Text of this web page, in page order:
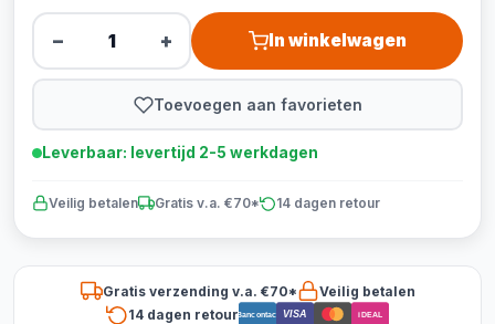
− + In winkelwagen
Toevoegen aan favorieten
Leverbaar: levertijd 2-5 werkdagen
Veilig betalen Gratis v.a. €70* 14 dagen retour
Gratis verzending v.a. €70*
Veilig betalen
14 dagen retourBancontact VISA iDEAL